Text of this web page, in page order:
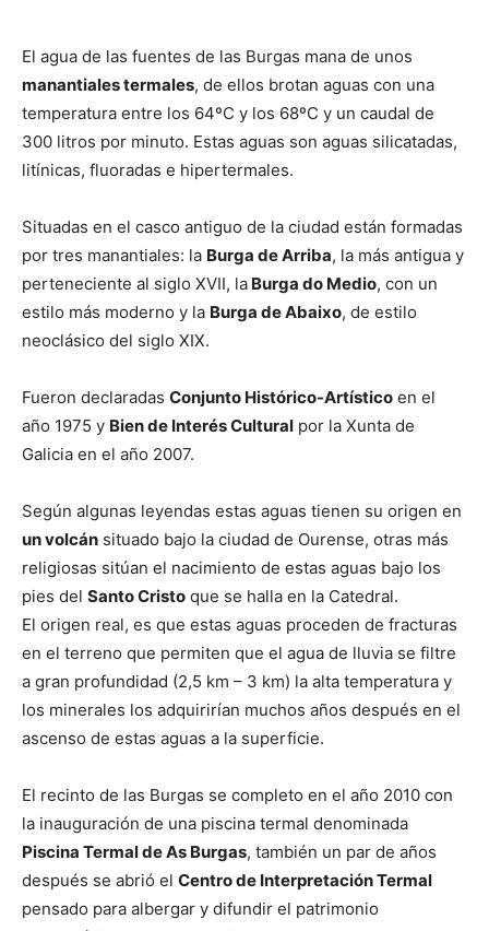
El agua de las fuentes de las Burgas mana de unos
manantiales termales, de ellos brotan aguas con una
temperatura entre los 64ºC y los 68ºC y un caudal de
300 litros por minuto. Estas aguas son aguas silicatadas,
litínicas, fluoradas e hipertermales.
Situadas en el casco antiguo de la ciudad están formadas
por tres manantiales: la Burga de Arriba, la más antigua y
perteneciente al siglo XVII, la Burga do Medio, con un
estilo más moderno y la Burga de Abaixo, de estilo
neoclásico del siglo XIX.
Fueron declaradas Conjunto Histórico-Artístico en el
año 1975 y Bien de Interés Cultural por la Xunta de
Galicia en el año 2007.
Según algunas leyendas estas aguas tienen su origen en
un volcán situado bajo la ciudad de Ourense, otras más
religiosas sitúan el nacimiento de estas aguas bajo los
pies del Santo Cristo que se halla en la Catedral.
El origen real, es que estas aguas proceden de fracturas
en el terreno que permiten que el agua de lluvia se filtre
a gran profundidad (2,5 km – 3 km) la alta temperatura y
los minerales los adquirirían muchos años después en el
ascenso de estas aguas a la superficie.
El recinto de las Burgas se completo en el año 2010 con
la inauguración de una piscina termal denominada
Piscina Termal de As Burgas, también un par de años
después se abrió el Centro de Interpretación Termal
pensado para albergar y difundir el patrimonio